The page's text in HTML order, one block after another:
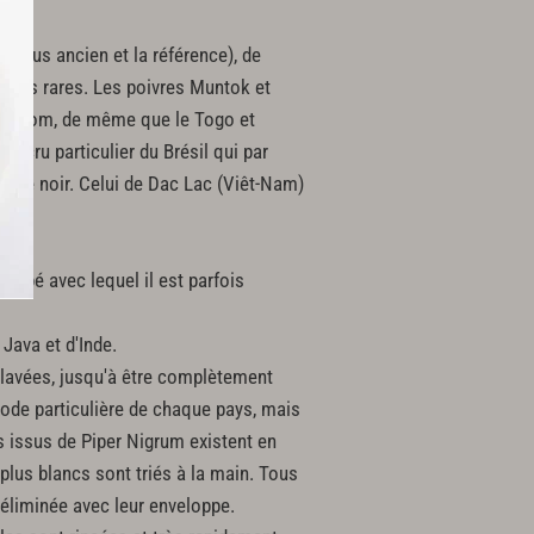
plus ancien et la référence), de
plus rares. Les poivres Muntok et
nom, de même que le Togo et
cru particulier du Brésil qui par
noir. Celui de Dac Lac (Viêt-Nam)
avec lequel il est parfois
et d'Inde.
jusqu'à être complètement
particulière de chaque pays, mais
de Piper Nigrum existent en
blancs sont triés à la main. Tous
avec leur enveloppe.